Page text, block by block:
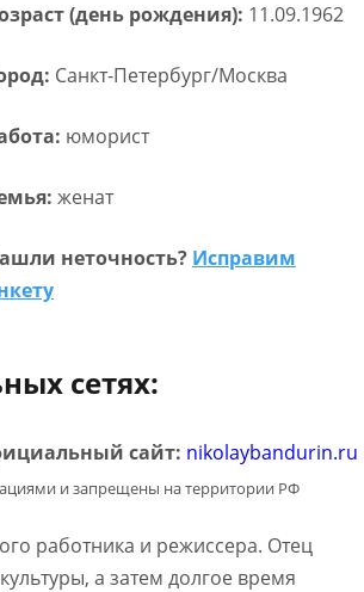
(день рождения): 11.09.1962
Санкт-Петербург/Москва
юморист
женат
неточность? Исправим
сетях:
сайт: nikolaybandurin.ru
и запрещены на территории РФ
работника и режиссера. Отец
а затем долгое время